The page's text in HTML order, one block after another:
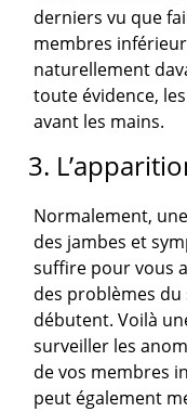
derniers vu que
membres
naturellement
toute évidence,
avant les mains.
3.
Normalement,
des jambes et
suffire pour vous
des problèmes
débutent. Voilà
surveiller les
de vos membres
peut également